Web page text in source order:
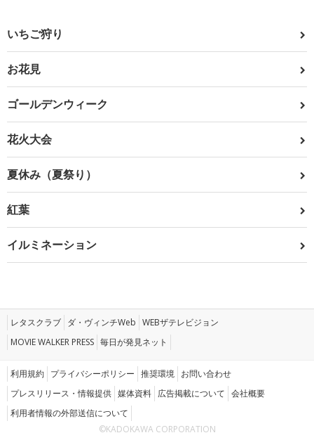
いちご狩り
お花見
ゴールデンウィーク
花火大会
夏休み（夏祭り）
紅葉
イルミネーション
レタスクラブ ダ・ヴィンチWeb WEBザテレビジョン
MOVIE WALKER PRESS 毎日が発見ネット
利用規約 プライバシーポリシー 推奨環境 お問い合わせ
プレスリリース・情報提供 媒体資料 広告掲載について 会社概要
利用者情報の外部送信について
©KADOKAWA CORPORATION